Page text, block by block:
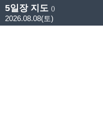
5일장 지도 ()
2026.08.08(토)